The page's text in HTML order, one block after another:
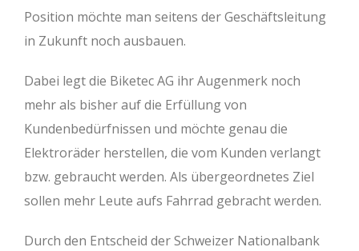
Position möchte man seitens der Geschäftsleitung
in Zukunft noch ausbauen.
Dabei legt die Biketec AG ihr Augenmerk noch
mehr als bisher auf die Erfüllung von
Kundenbedürfnissen und möchte genau die
Elektroräder herstellen, die vom Kunden verlangt
bzw. gebraucht werden. Als übergeordnetes Ziel
sollen mehr Leute aufs Fahrrad gebracht werden.
Durch den Entscheid der Schweizer Nationalbank